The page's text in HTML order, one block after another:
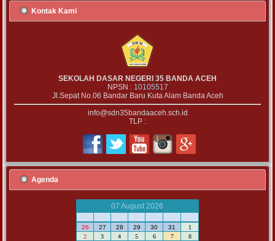
Kontak Kami
SEKOLAH DASAR NEGERI 35 BANDA ACEH
NPSN : 10105517
Jl.Sepat No.06 Bandar Baru Kuta Alam Banda Aceh
info@sdn35bandaaceh.sch.id
TLP :
Agenda
07 August 2026
M
S S R K J S
26 27 28 29 30 31
1
2
3 4 5 6 7
8